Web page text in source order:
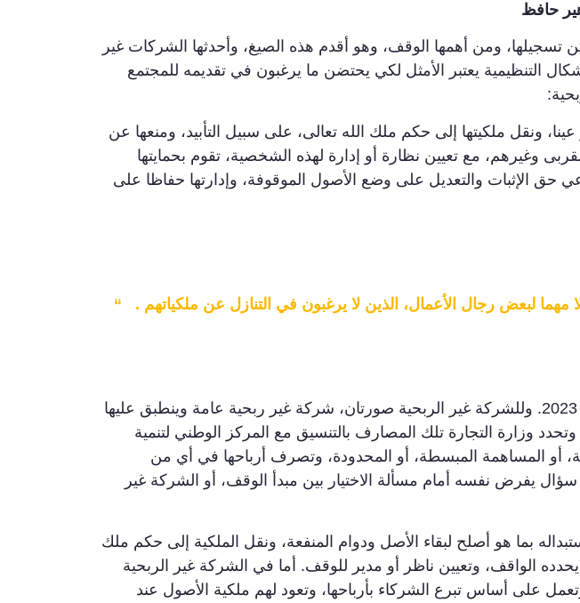
حافظ
تسجيلها، ومن أهمها الوقف، وهو أقدم هذه الصيغ، وأحدثها الشركات غير
التنظيمية يعتبر الأمثل لكي يحتضن ما يرغبون في تقديمه للمجتمع
ونقل ملكيتها إلى حكم ملك الله تعالى، على سبيل التأبيد، ومنعها عن
وغيرهم، مع تعيين نظارة أو إدارة لهذه الشخصية، تقوم بحمايتها
حق الإثبات والتعديل على وضع الأصول الموقوفة، وإدارتها حفاظا على
لبعض رجال الأعمال، الذين لا يرغبون في التنازل عن ملكياتهم . “
شخصية اعتبارية مستقلة، في إطار نظام الشركات السعودي 2023. وللشركة غير الربحية صورتان، شركة غير ربحية عامة وينطبق عليها
وزارة التجارة تلك المصارف بالتنسيق مع المركز الوطني لتنمية
أو المساهمة المبسطة، أو المحدودة، وتصرف أرباحها في أي من
يفرض نفسه أمام مسألة الاختيار بين مبدأ الوقف، أو الشركة غير
بما هو أصلح لبقاء الأصل ودوام المنفعة، ونقل الملكية إلى حكم ملك
الواقف، وتعيين ناظر أو مدير للوقف. أما في الشركة غير الربحية
على أساس تبرع الشركاء بأرباحها، وتعود لهم ملكية الأصول عند